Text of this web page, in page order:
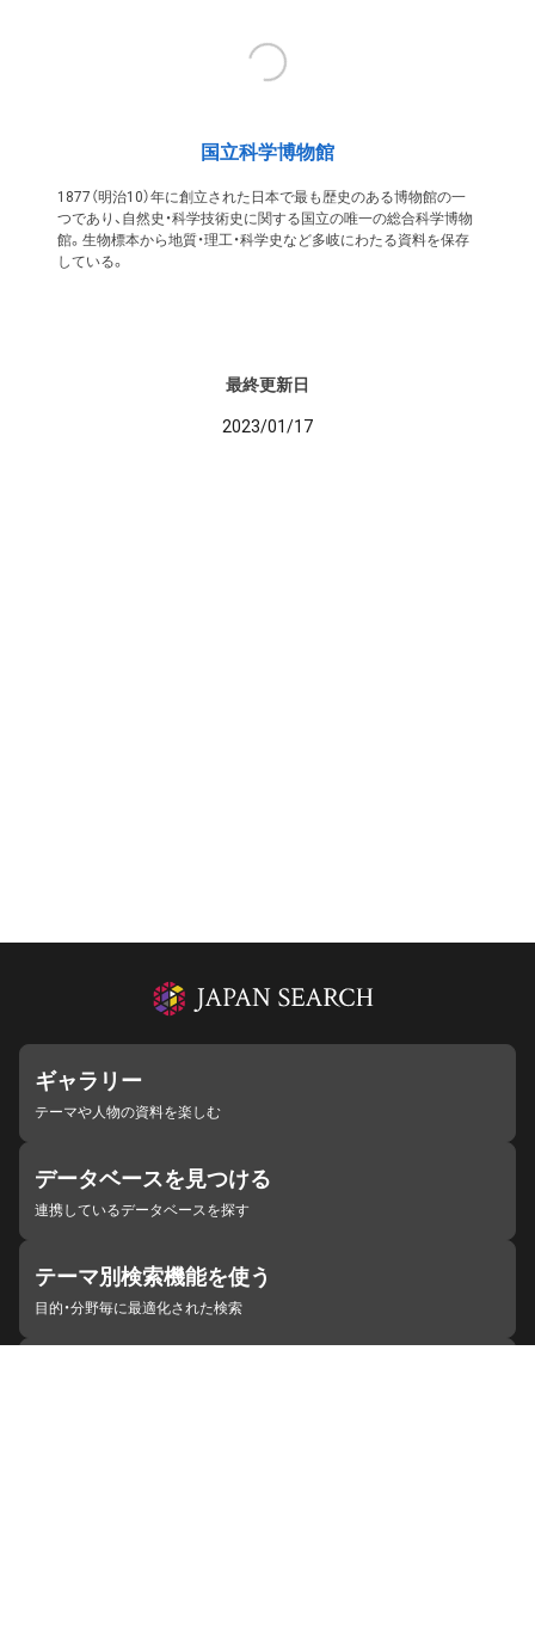
国立科学博物館
1877（明治10）年に創立された日本で最も歴史のある博物館の一
つであり、自然史・科学技術史に関する国立の唯一の総合科学博物
館。生物標本から地質・理工・科学史など多岐にわたる資料を保存
している。
最終更新日
2023/01/17
ギャラリー
テーマや人物の資料を楽しむ
データベースを見つける
連携しているデータベースを探す
テーマ別検索機能を使う
目的・分野毎に最適化された検索